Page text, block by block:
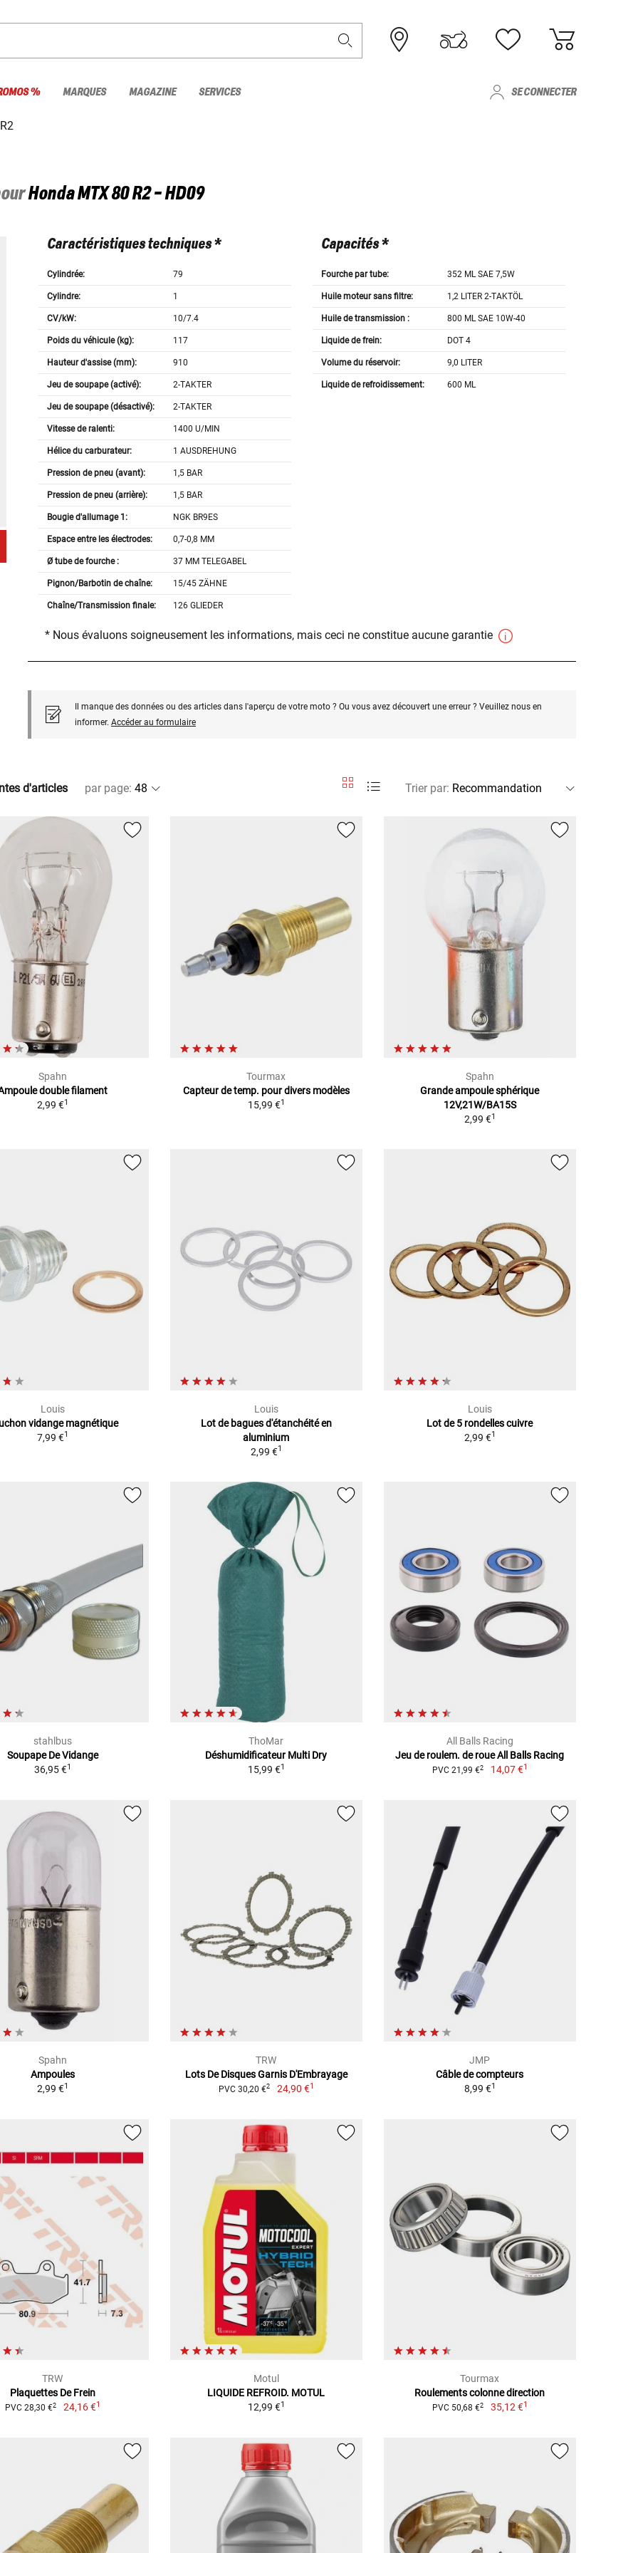
% MARQUES MAGAZINE SERVICES SE CONNECTER
HondaMTX 80 R2 - HD09
Caractéristiques techniques *
Cylindrée: 79
Cylindre: 1
CV/kW: 10/7.4
Poids du véhicule (kg): 117
Hauteur d'assise (mm): 910
Jeu de soupape (activé): 2-TAKTER
Jeu de soupape (désactivé): 2-TAKTER
Vitesse de ralenti: 1400 U/MIN
Hélice du carburateur: 1 AUSDREHUNG
Pression de pneu (avant): 1,5 BAR
Pression de pneu (arrière): 1,5 BAR
Bougie d'allumage 1: NGK BR9ES
Espace entre les électrodes: 0,7-0,8 MM
Ø tube de fourche : 37 MM TELEGABEL
Pignon/Barbotin de chaîne: 15/45 ZÄHNE
Chaîne/Transmission finale: 126 GLIEDER
Capacités *
Fourche par tube: 352 ML SAE 7,5W
Huile moteur sans filtre: 1,2 LITER 2-TAKTÖL
Huile de transmission : 800 ML SAE 10W-40
Liquide de frein: DOT 4
Volume du réservoir: 9,0 LITER
Liquide de refroidissement: 600 ML
* Nous évaluons soigneusement les informations, mais ceci ne constitue aucune garantie
Il manque des données ou des articles dans l'aperçu de votre moto ? Ou vous avez découvert une erreur ? Veuillez nous en
informer. Accéder au formulaire
d'articles par page: Trier par:
Spahn
double filament
2,99 €1
Tourmax
Capteur de temp. pour divers modèles
15,99 €1
Spahn
Grande ampoule sphérique
12V,21W/BA15S
2,99 €1
Louis
vidange magnétique
7,99 €1
Louis
Lot de bagues d'étanchéité en
aluminium
2,99 €1
Louis
Lot de 5 rondelles cuivre
2,99 €1
stahlbus
Soupape De Vidange
36,95 €1
ThoMar
Déshumidificateur Multi Dry
15,99 €1
All Balls Racing
Jeu de roulem. de roue All Balls Racing
PVC 21,99 €2 14,07 €1
Spahn
Ampoules
2,99 €1
TRW
Lots De Disques Garnis D'Embrayage
PVC 30,20 €2 24,90 €1
JMP
Câble de compteurs
8,99 €1
TRW
Plaquettes De Frein
PVC 28,30 €2 24,16 €1
Motul
LIQUIDE REFROID. MOTUL
12,99 €1
Tourmax
Roulements colonne direction
PVC 50,68 €2 35,12 €1